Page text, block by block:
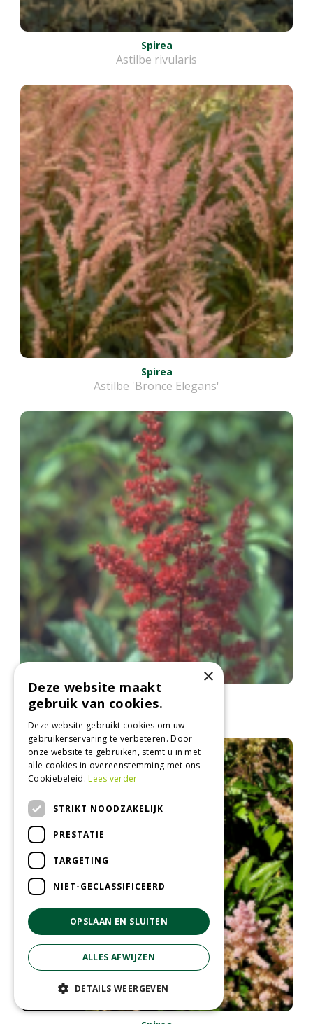
Spirea
Astilbe rivularis
Spirea
Astilbe 'Bronce Elegans'
Spirea
Astilbe 'Fanal'
×
Deze website maakt
gebruik van cookies.
Deze website gebruikt cookies om uw
gebruikerservaring te verbeteren. Door
onze website te gebruiken, stemt u in met
alle cookies in overeenstemming met ons
Cookiebeleid.Lees verder
STRIKT NOODZAKELIJK
PRESTATIE
TARGETING
NIET-GECLASSIFICEERD
OPSLAAN EN SLUITEN
ALLES AFWIJZEN
DETAILS WEERGEVEN